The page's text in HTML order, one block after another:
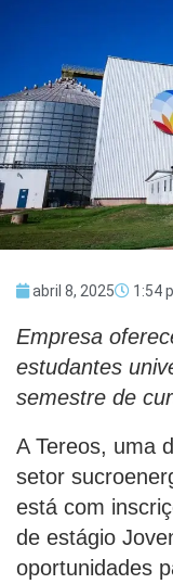
abril 8, 2025 1:54
Empresa
estudantes
semestre de
A Tereos, uma
setor
está com
de estágio
oportunidades